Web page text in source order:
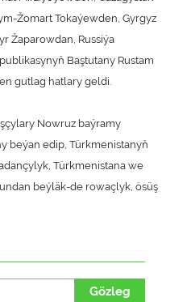
Žomart Tokaýewden, Gyrgyz
Žaparowdan, Russiýa
Baştutany Rustam
gutlag hatlary geldi.
Nowruz baýramy
beýan edip, Türkmenistanyň
Türkmenistana we
beýläk-de rowaçlyk, ösüş
Gözleg